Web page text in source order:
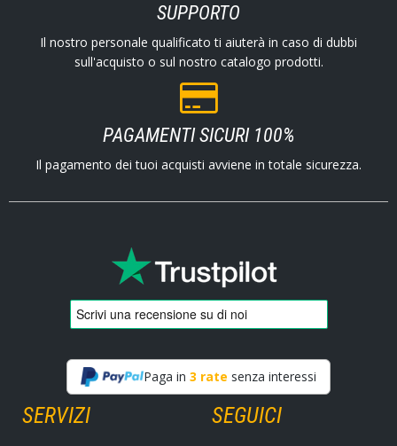
SUPPORTO
Il nostro personale qualificato ti aiuterà in caso di dubbi
sull'acquisto o sul nostro catalogo prodotti.
PAGAMENTI SICURI 100%
Il pagamento dei tuoi acquisti avviene in totale sicurezza.
Paga in 3 rate senza interessi
SERVIZI SEGUICI